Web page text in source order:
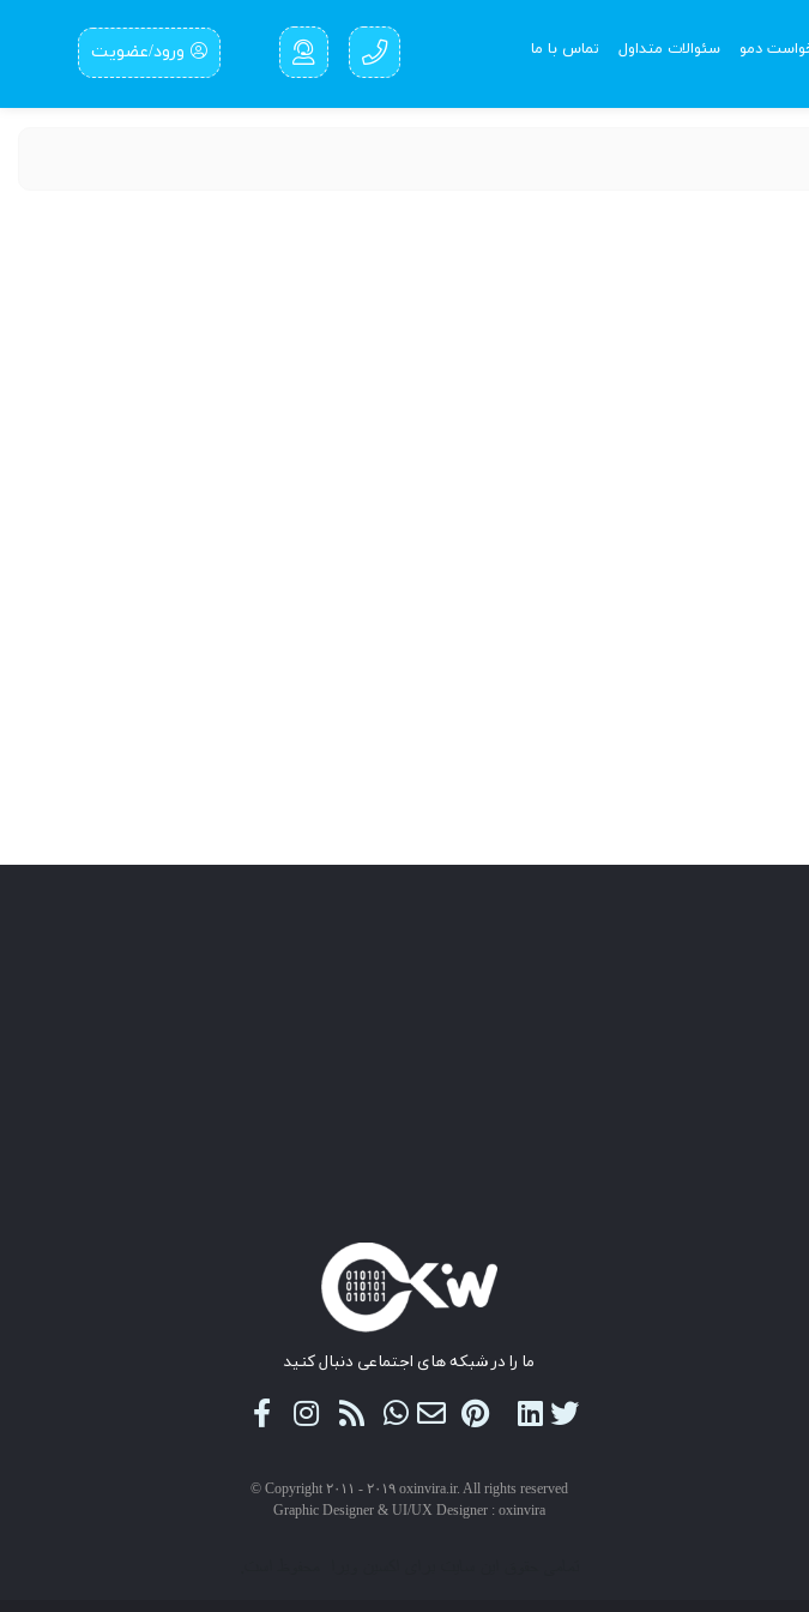
دمو سئوالات متداول تماس با ما ورود/عضویت
ما را در شبکه های اجتماعی دنبال کنید
© Copyright ۲۰۱۱ - ۲۰۱۹ oxinvira.ir. All rights reserved
Graphic Designer & UI/UX Designer : oxinvira